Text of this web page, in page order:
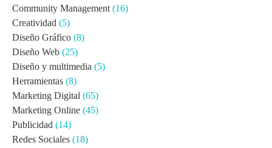
Community Management (16)
Creatividad (5)
Diseño Gráfico (8)
Diseño Web (25)
Diseño y multimedia (5)
Herramientas (8)
Marketing Digital (65)
Marketing Online (45)
Publicidad (14)
Redes Sociales (18)